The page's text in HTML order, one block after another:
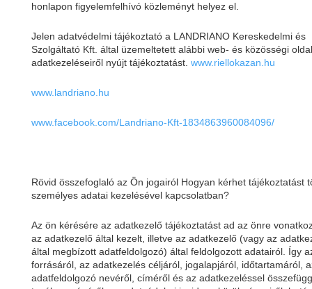
honlapon figyelemfelhívó közleményt helyez el.
Jelen adatvédelmi tájékoztató a LANDRIANO Kereskedelmi és
Szolgáltató Kft. által üzemeltetett alábbi web- és közösségi
adatkezeléseiről nyújt tájékoztatást. www.riellokazan.hu
www.landriano.hu
www.facebook.com/Landriano-Kft-1834863960084096/
Rövid összefoglaló az Ön jogairól Hogyan kérhet tájékoztatást
személyes adatai kezelésével kapcsolatban?
Az ön kérésére az adatkezelő tájékoztatást ad az önre
az adatkezelő által kezelt, illetve az adatkezelő (vagy az
által megbízott adatfeldolgozó) által feldolgozott adatairól. Így
forrásáról, az adatkezelés céljáról, jogalapjáról, időtartamáról,
adatfeldolgozó nevéről, címéről és az adatkezeléssel